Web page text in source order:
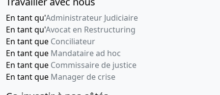
En tant qu'Administrateur Judiciaire
En tant qu'Avocat en Restructuring
En tant que Conciliateur
En tant que Mandataire ad hoc
En tant que Commissaire de justice
En tant que Manager de crise